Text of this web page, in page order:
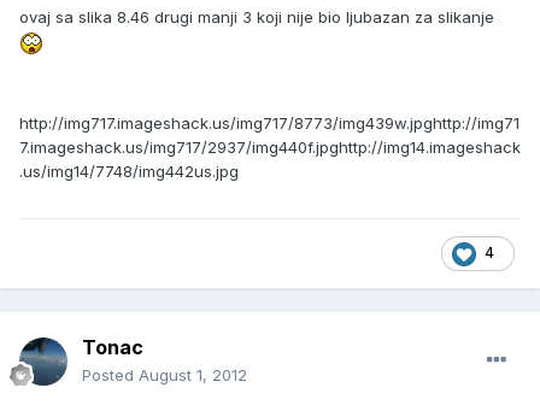
ovaj sa slika 8.46 drugi manji 3 koji nije bio ljubazan za slikanje
http://img717.imageshack.us/img717/8773/img439w.jpghttp://img71
7.imageshack.us/img717/2937/img440f.jpghttp://img14.imageshack
.us/img14/7748/img442us.jpg
4
Tonac
Posted August 1, 2012